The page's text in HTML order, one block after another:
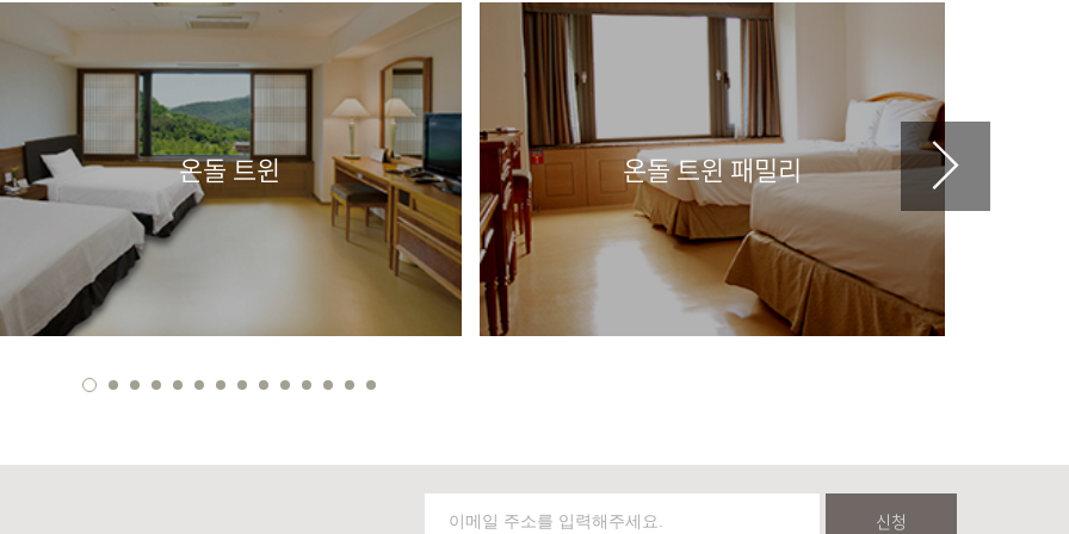
온돌 트윈 온돌 트윈 패밀리
신청